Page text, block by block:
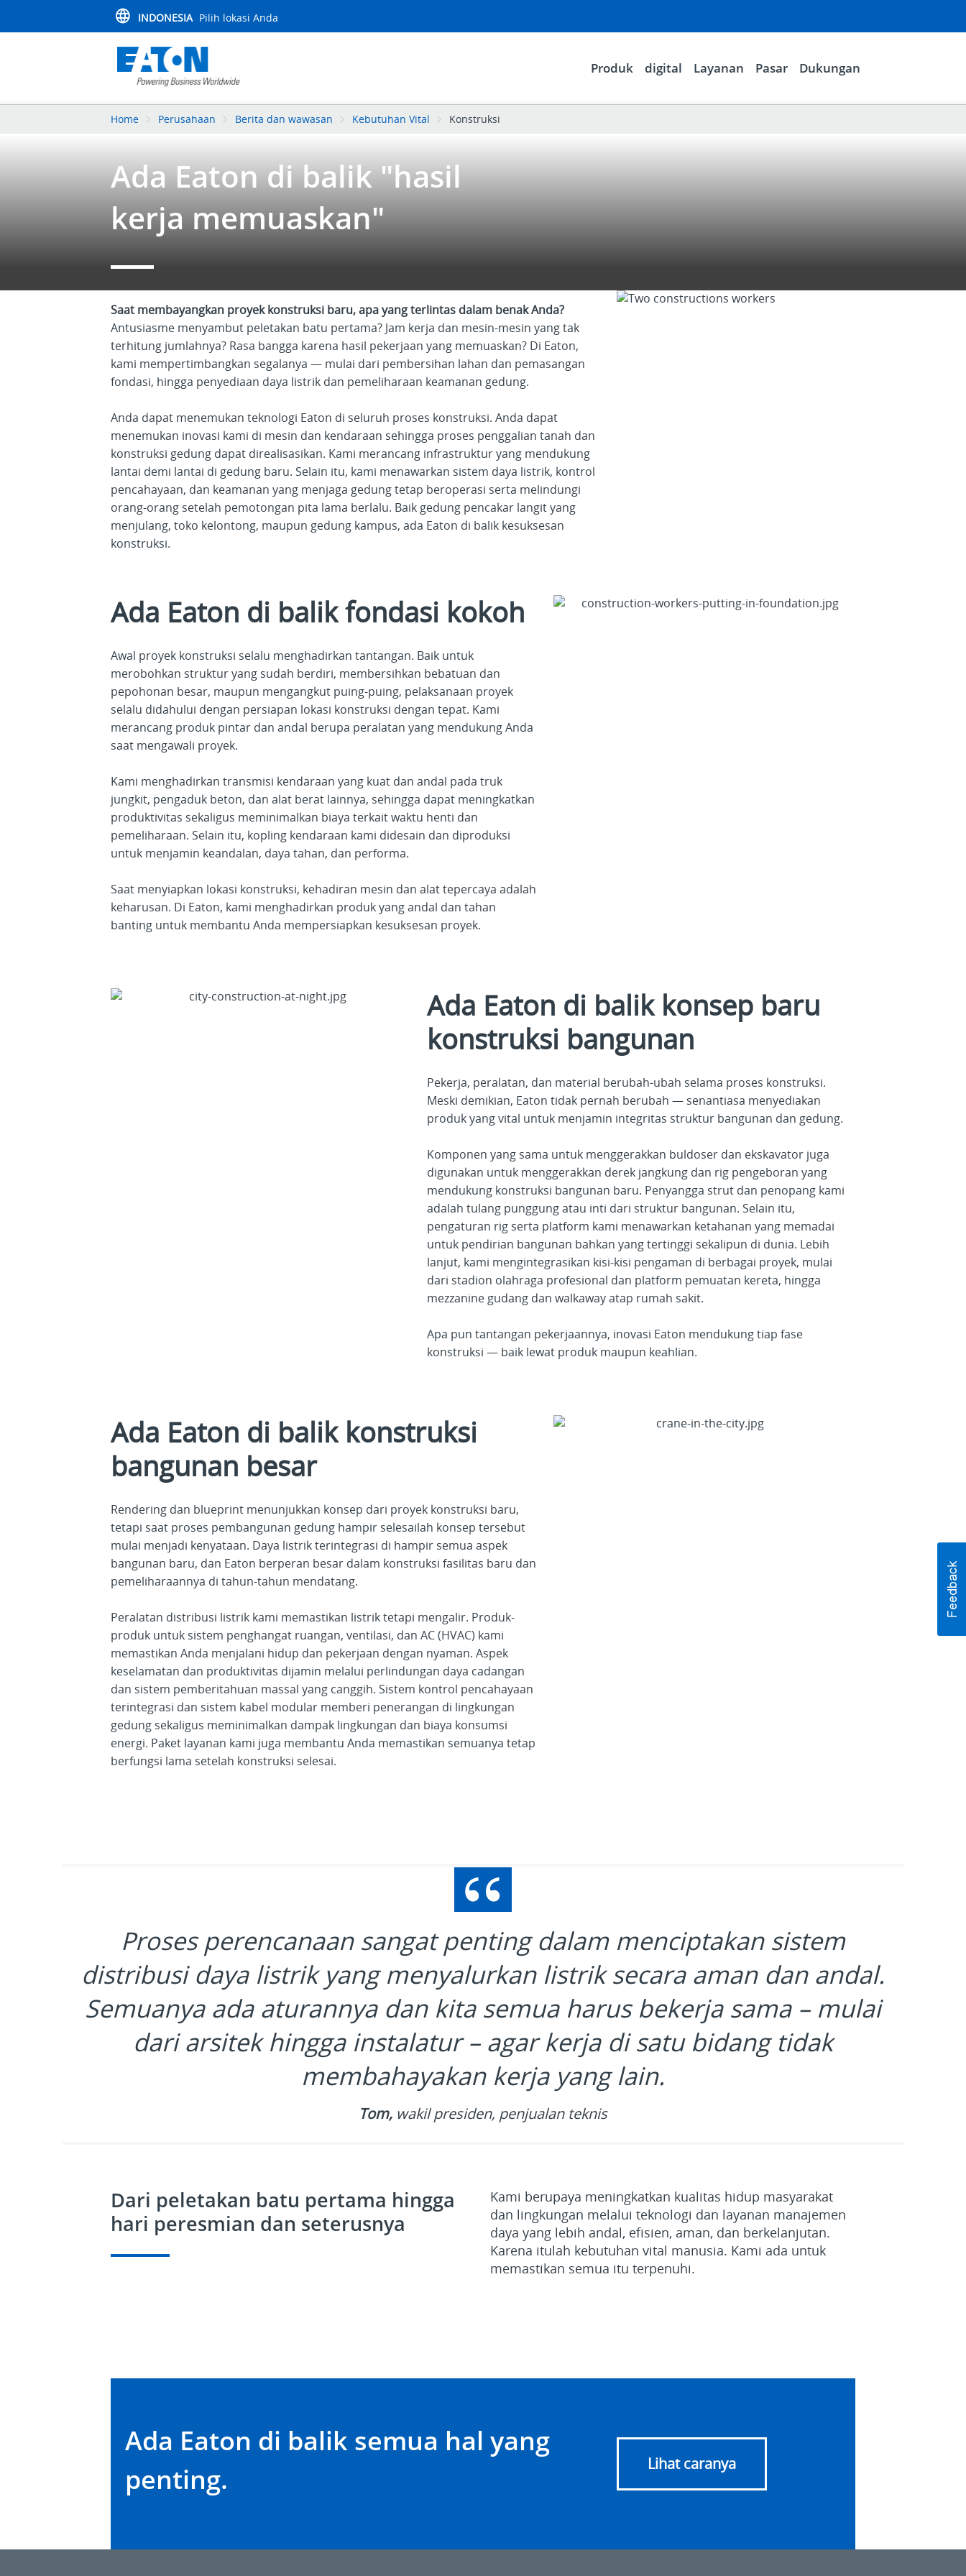
INDONESIA Pilih lokasi Anda
Produk digital Layanan Pasar Dukungan
Home Perusahaan Berita dan wawasan Kebutuhan Vital Konstruksi
Ada Eaton di balik "hasil
kerja memuaskan"
Saat membayangkan proyek konstruksi baru, apa yang terlintas dalam benak Anda?
Antusiasme menyambut peletakan batu pertama? Jam kerja dan mesin-mesin yang tak
terhitung jumlahnya? Rasa bangga karena hasil pekerjaan yang memuaskan? Di Eaton,
kami mempertimbangkan segalanya — mulai dari pembersihan lahan dan pemasangan
fondasi, hingga penyediaan daya listrik dan pemeliharaan keamanan gedung.
Anda dapat menemukan teknologi Eaton di seluruh proses konstruksi. Anda dapat
menemukan inovasi kami di mesin dan kendaraan sehingga proses penggalian tanah dan
konstruksi gedung dapat direalisasikan. Kami merancang infrastruktur yang mendukung
lantai demi lantai di gedung baru. Selain itu, kami menawarkan sistem daya listrik, kontrol
pencahayaan, dan keamanan yang menjaga gedung tetap beroperasi serta melindungi
orang-orang setelah pemotongan pita lama berlalu. Baik gedung pencakar langit yang
menjulang, toko kelontong, maupun gedung kampus, ada Eaton di balik kesuksesan
konstruksi.
Ada Eaton di balik fondasi kokoh
Awal proyek konstruksi selalu menghadirkan tantangan. Baik untuk
merobohkan struktur yang sudah berdiri, membersihkan bebatuan dan
pepohonan besar, maupun mengangkut puing-puing, pelaksanaan proyek
selalu didahului dengan persiapan lokasi konstruksi dengan tepat. Kami
merancang produk pintar dan andal berupa peralatan yang mendukung Anda
saat mengawali proyek.
Kami menghadirkan transmisi kendaraan yang kuat dan andal pada truk
jungkit, pengaduk beton, dan alat berat lainnya, sehingga dapat meningkatkan
produktivitas sekaligus meminimalkan biaya terkait waktu henti dan
pemeliharaan. Selain itu, kopling kendaraan kami didesain dan diproduksi
untuk menjamin keandalan, daya tahan, dan performa.
Saat menyiapkan lokasi konstruksi, kehadiran mesin dan alat tepercaya adalah
keharusan. Di Eaton, kami menghadirkan produk yang andal dan tahan
banting untuk membantu Anda mempersiapkan kesuksesan proyek.
Ada Eaton di balik konsep baru
konstruksi bangunan
Pekerja, peralatan, dan material berubah-ubah selama proses konstruksi.
Meski demikian, Eaton tidak pernah berubah — senantiasa menyediakan
produk yang vital untuk menjamin integritas struktur bangunan dan gedung.
Komponen yang sama untuk menggerakkan buldoser dan ekskavator juga
digunakan untuk menggerakkan derek jangkung dan rig pengeboran yang
mendukung konstruksi bangunan baru. Penyangga strut dan penopang kami
adalah tulang punggung atau inti dari struktur bangunan. Selain itu,
pengaturan rig serta platform kami menawarkan ketahanan yang memadai
untuk pendirian bangunan bahkan yang tertinggi sekalipun di dunia. Lebih
lanjut, kami mengintegrasikan kisi-kisi pengaman di berbagai proyek, mulai
dari stadion olahraga profesional dan platform pemuatan kereta, hingga
mezzanine gudang dan walkaway atap rumah sakit.
Apa pun tantangan pekerjaannya, inovasi Eaton mendukung tiap fase
konstruksi — baik lewat produk maupun keahlian.
Ada Eaton di balik konstruksi
bangunan besar
Rendering dan blueprint menunjukkan konsep dari proyek konstruksi baru,
tetapi saat proses pembangunan gedung hampir selesailah konsep tersebut
mulai menjadi kenyataan. Daya listrik terintegrasi di hampir semua aspek
bangunan baru, dan Eaton berperan besar dalam konstruksi fasilitas baru dan
pemeliharaannya di tahun-tahun mendatang.
Peralatan distribusi listrik kami memastikan listrik tetapi mengalir. Produk-
produk untuk sistem penghangat ruangan, ventilasi, dan AC (HVAC) kami
memastikan Anda menjalani hidup dan pekerjaan dengan nyaman. Aspek
keselamatan dan produktivitas dijamin melalui perlindungan daya cadangan
dan sistem pemberitahuan massal yang canggih. Sistem kontrol pencahayaan
terintegrasi dan sistem kabel modular memberi penerangan di lingkungan
gedung sekaligus meminimalkan dampak lingkungan dan biaya konsumsi
energi. Paket layanan kami juga membantu Anda memastikan semuanya tetap
berfungsi lama setelah konstruksi selesai.
Proses perencanaan sangat penting dalam menciptakan sistem
distribusi daya listrik yang menyalurkan listrik secara aman dan andal.
Semuanya ada aturannya dan kita semua harus bekerja sama – mulai
dari arsitek hingga instalatur – agar kerja di satu bidang tidak
membahayakan kerja yang lain.
Tom, wakil presiden, penjualan teknis
Dari peletakan batu pertama hingga
hari peresmian dan seterusnya
Kami berupaya meningkatkan kualitas hidup masyarakat
dan lingkungan melalui teknologi dan layanan manajemen
daya yang lebih andal, efisien, aman, dan berkelanjutan.
Karena itulah kebutuhan vital manusia. Kami ada untuk
memastikan semua itu terpenuhi.
Ada Eaton di balik semua hal yang
penting.
Lihat caranya